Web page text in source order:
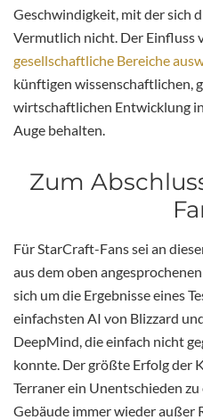
Geschwindigkeit, mit der sich
Vermutlich nicht. Der Einfluss
gesellschaftliche Bereiche
künftigen wissenschaftlichen,
wirtschaftlichen Entwicklung
Auge behalten.
Zum
Für StarCraft-Fans sei an
aus dem oben
sich um die Ergebnisse eines
einfachsten AI von Blizzard
DeepMind, die einfach nicht
konnte. Der größte Erfolg der
Terraner ein Unentschieden
Gebäude immer wieder außer